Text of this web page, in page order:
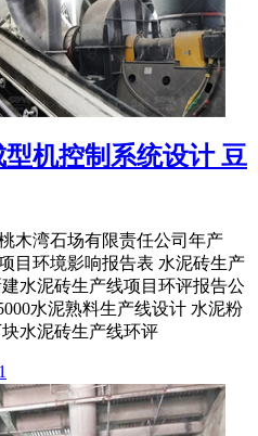
机控制系统设计 豆
木湾石场有限责任公司年产
目环境影响报告表 水泥砖生产
水泥砖生产线项目环评报告公
水泥熟料生产线设计 水泥粉
水泥砖生产线环评